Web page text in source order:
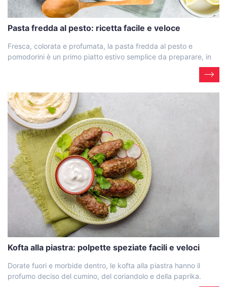
Pasta fredda al pesto: ricetta facile e veloce
Fresca, colorata e profumata, la pasta fredda al pesto e
pomodorini è un primo piatto estivo semplice da preparare, in
Kofta alla piastra: polpette speziate facili e veloci
Dorate fuori e morbide dentro, le kofta alla piastra hanno il
profumo deciso del cumino, del coriandolo e della paprika.